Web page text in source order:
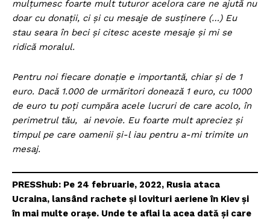
mulțumesc foarte mult tuturor acelora care ne ajută nu
doar cu donații, ci și cu mesaje de susținere (…) Eu
stau seara în beci și citesc aceste mesaje și mi se
ridică moralul.
Pentru noi fiecare donație e importantă, chiar și de 1
euro. Dacă 1.000 de urmăritori donează 1 euro, cu 1000
de euro tu poți cumpăra acele lucruri de care acolo, în
perimetrul tău, ai nevoie. Eu foarte mult apreciez și
timpul pe care oamenii și-l iau pentru a-mi trimite un
mesaj.
PRESShub: Pe 24 februarie, 2022, Rusia ataca
Ucraina, lansând rachete și lovituri aeriene în Kiev și
în mai multe orașe. Unde te aflai la acea dată și care